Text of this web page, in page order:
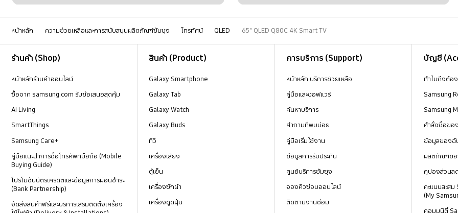
หน้าหลัก ความช่วยเหลือและการสนับสนุนผลิตภัณฑ์ซัมซุง โทรทัศน์ QLED 65" QLED Q80C 4K Smart TV
ร้านค้า (Shop)
หน้าหลักร้านค้าออนไลน์
ซื้อจาก samsung.com รับข้อเสนอสุดคุ้ม
AI Living
SmartThings
Samsung Care+
คู่มือแนะนำการซื้อโทรศัพท์มือถือ (Mobile
Buying Guide)
โปรโมชันบัตรเครดิตและข้อมูลการผ่อนชำระ
(Bank Partnership)
จัดส่งสินค้าฟรีและบริการเสริมติดตั้งเครื่อง
สินค้า (Product)
Galaxy Smartphone
Galaxy Tab
Galaxy Watch
Galaxy Buds
ทีวี
เครื่องเสียง
ตู้เย็น
เครื่องซักผ้า
เครื่องดูดฝุ่น
การบริการ (Support)
หน้าหลัก บริการช่วยเหลือ
คู่มือและซอฟแวร์
ค้นหาบริการ
คำถามที่พบบ่อย
คู่มือเริ่มใช้งาน
ข้อมูลการรับประกัน
ศูนย์บริการซัมซุง
จองคิวซ่อมออนไลน์
ติดตามงานซ่อม
บัญชี
ทำไมถึงต้อ
Samsung
Samsung
คำสั่งซื้อขอ
ข้อมูลของฉั
ผลิตภัณฑ์ขอ
คูปองส่วนล
คะแนนสะส
(My
คอมมูนิตี้